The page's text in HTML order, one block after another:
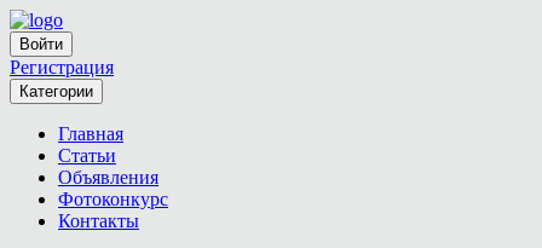
Войти
Регистрация
Категории
Главная
Статьи
Объявления
Фотоконкурс
Контакты